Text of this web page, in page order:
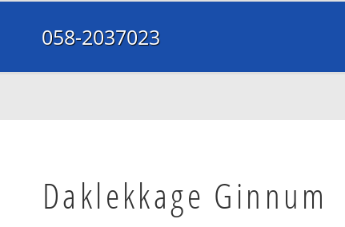
058-2037023
Daklekkage Ginnum